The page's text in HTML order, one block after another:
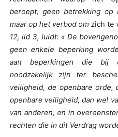
beroept, geen betrekking op
maar op het verbod om zich te
12, lid 3, luidt: « De
geen enkele beperking
aan beperkingen die bij
noodzakelijk zijn ter
veiligheid, de openbare orde,
openbare veiligheid, dan wel
van anderen, en in
rechten die in dit Verdrag